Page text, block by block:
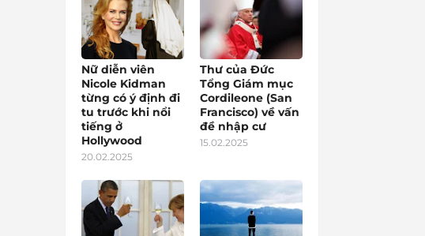
Nữ diễn viên
Nicole Kidman
từng có ý định đi
tu trước khi nổi
tiếng ở
Hollywood
20.02.2025
Thư của Đức
Tổng Giám mục
Cordileone (San
Francisco) về vấn
đề nhập cư
15.02.2025